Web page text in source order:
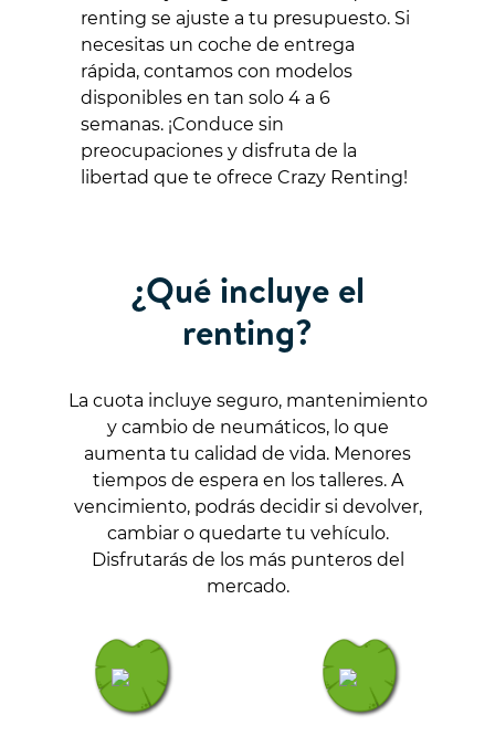
renting se ajuste a tu presupuesto. Si
necesitas un coche de entrega
rápida, contamos con modelos
disponibles en tan solo 4 a 6
semanas. ¡Conduce sin
preocupaciones y disfruta de la
libertad que te ofrece Crazy Renting!
¿Qué incluye el
renting?
La cuota incluye seguro, mantenimiento
y cambio de neumáticos, lo que
aumenta tu calidad de vida. Menores
tiempos de espera en los talleres. A
vencimiento, podrás decidir si devolver,
cambiar o quedarte tu vehículo.
Disfrutarás de los más punteros del
mercado.